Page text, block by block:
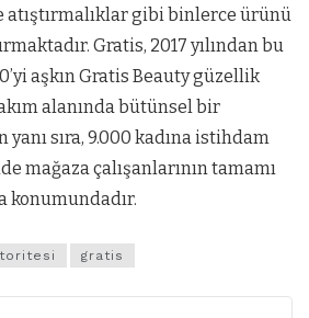
atıştırmalıklar gibi binlerce ürünü
Gratis, 2017 yılından bu
aşkın Gratis Beauty güzellik
alanında bütünsel bir
yanı sıra, 9.000 kadına istihdam
mağaza çalışanlarının tamamı
konumundadır.
gratis